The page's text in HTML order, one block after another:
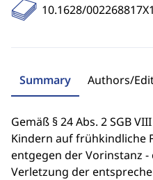
10.1628/
Summary Authors/
Gemäß § 24 Abs. 2 SGB
Kindern auf frühkindliche
entgegen der Vorinstanz -
Verletzung der